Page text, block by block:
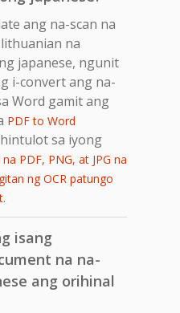
ang na-scan na
na
japanese, ngunit
i-convert ang na-
Word gamit ang
PDF to Word
sa iyong
PDF, PNG, at JPG na
ng OCR patungo
.
isang
na na-
ang orihinal